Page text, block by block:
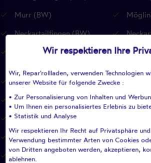
Murr (BW)
Neckartailfingen (BW)
Neuffen (BW)
Notzingen (BW)
Oberboihingen (BW)
Ostfildern (BW)
Pfullingen (BW)
Pliezhausen (BW)
Wir respektieren Ihre
Wir, Repar'rollladen, verwenden Technologien
unserer Website für folgende Zwecke :
• Zur Personalisierung von Inhalten und
• Um Ihnen ein personalisiertes Erlebnis zu
• Statistik und Analyse
Wir respektieren Ihr Recht auf Privatsphäre
Verwendung bestimmter Arten von Cookies
von Dritten angeboten werden, akzeptieren,
ablehnen.